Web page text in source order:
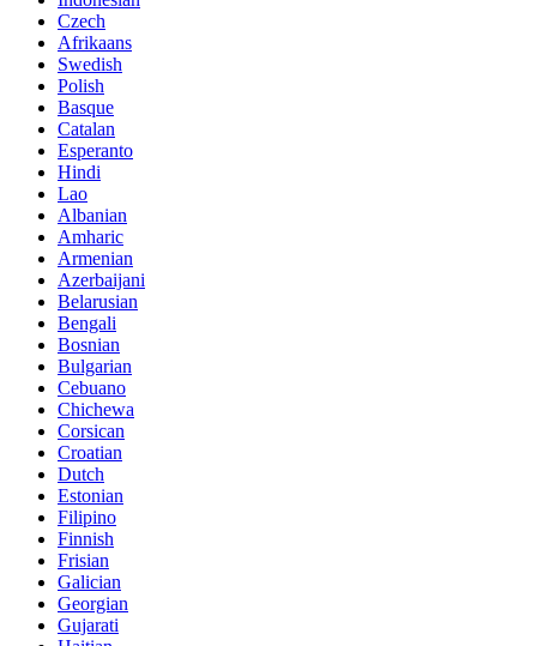
Czech
Afrikaans
Swedish
Polish
Basque
Catalan
Esperanto
Hindi
Lao
Albanian
Amharic
Armenian
Azerbaijani
Belarusian
Bengali
Bosnian
Bulgarian
Cebuano
Chichewa
Corsican
Croatian
Dutch
Estonian
Filipino
Finnish
Frisian
Galician
Georgian
Gujarati